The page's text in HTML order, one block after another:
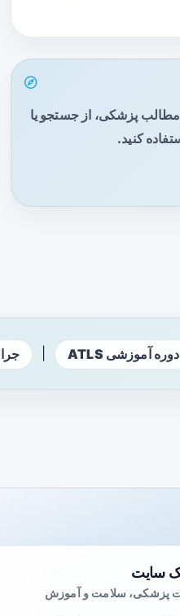
مطالب پزشکی، از جستجو یا
کنید.
دوره آموزشی ATLS
سایت
پزشکی، سلامت و آموزش